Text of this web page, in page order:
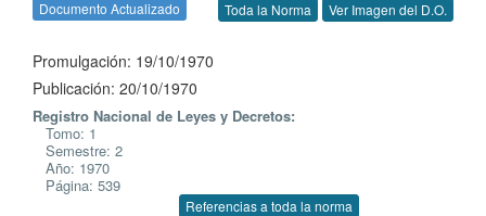
Documento Actualizado Toda la Norma Ver Imagen del D.O.
Promulgación: 19/10/1970
Publicación: 20/10/1970
Registro Nacional de Leyes y Decretos:
Tomo: 1
Semestre: 2
Año: 1970
Página: 539
Referencias a toda la norma